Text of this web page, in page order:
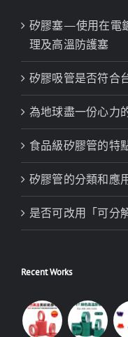
矽膠塞—使用在電
理及高溫防護塞
矽膠吸管是否符合
為地球盡一份心力
食品級矽膠管的特
矽膠管的分類和應
是否可改用「可分
Recent Works